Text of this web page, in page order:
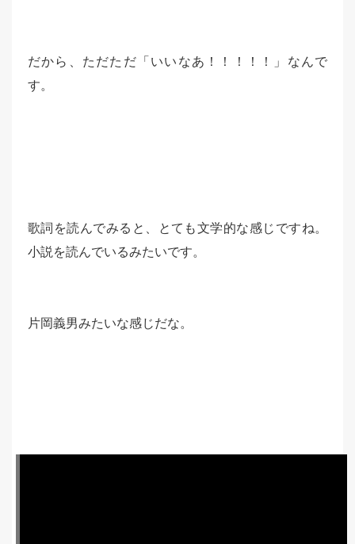
だから、ただただ「いいなあ！！！！！」なんで
す。
歌詞を読んでみると、とても文学的な感じですね。
小説を読んでいるみたいです。
片岡義男みたいな感じだな。